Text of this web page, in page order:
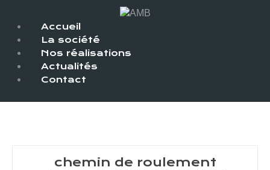
Accueil
La société
Nos réalisations
Actualités
Contact
chemin de roulement